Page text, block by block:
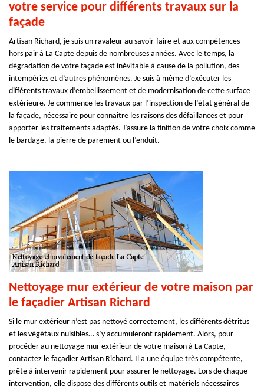
votre service pour différents travaux sur la
façade
Artisan Richard, je suis un ravaleur au savoir-faire et aux compétences
hors pair à La Capte depuis de nombreuses années. Avec le temps, la
dégradation de votre façade est inévitable à cause de la pollution, des
intempéries et d’autres phénomènes. Je suis à même d’exécuter les
différents travaux d’embellissement et de modernisation de cette surface
extérieure. Je commence les travaux par l’inspection de l’état général de
la façade, nécessaire pour connaitre les raisons des défaillances et pour
apporter les traitements adaptés. J’assure la finition de votre choix comme
le bardage, la pierre de parement ou l’enduit.
Nettoyage mur extérieur de votre maison par
le façadier Artisan Richard
Si le mur extérieur n’est pas nettoyé correctement, les différents détritus
et les végétaux nuisibles… s’y accumuleront rapidement. Alors, pour
procéder au nettoyage mur extérieur de votre maison à La Capte,
contactez le façadier Artisan Richard. Il a une équipe très compétente,
prête à intervenir rapidement pour assurer le nettoyage. Lors de chaque
intervention, elle dispose des différents outils et matériels nécessaires